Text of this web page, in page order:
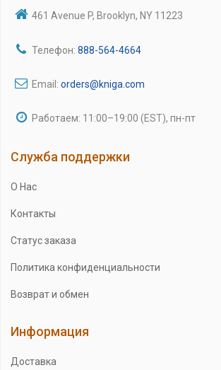
461 Avenue P, Brooklyn, NY 11223
Телефон: 888-564-4664
Email: orders@kniga.com
Работаем: 11:00–19:00 (EST), пн-пт
Служба поддержки
О Нас
Контакты
Статус заказа
Политика конфиденциальности
Возврат и обмен
Информация
Доставка